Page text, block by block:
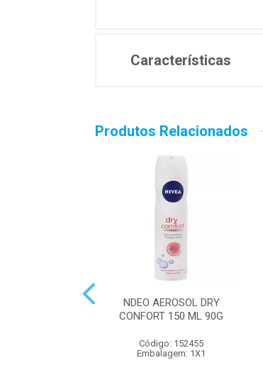
Características
Produtos Relacionados
NDEO AEROSOL DRY
CONFORT 150 ML 90G
Código: 152455
Embalagem: 1X1